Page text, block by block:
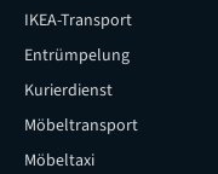
IKEA-Transport
Entrümpelung
Kurierdienst
Möbeltransport
Möbeltaxi